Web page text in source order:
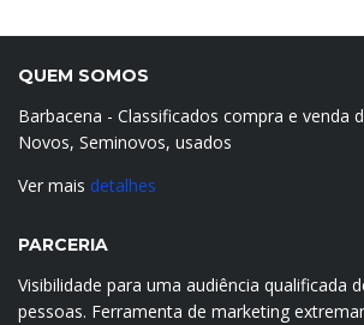
QUEM SOMOS
Barbacena - Classificados compra e venda
Novos, Seminovos, usados
Ver mais detalhes
PARCERIA
Visibilidade para uma audiência qualificada
pessoas. Ferramenta de marketing